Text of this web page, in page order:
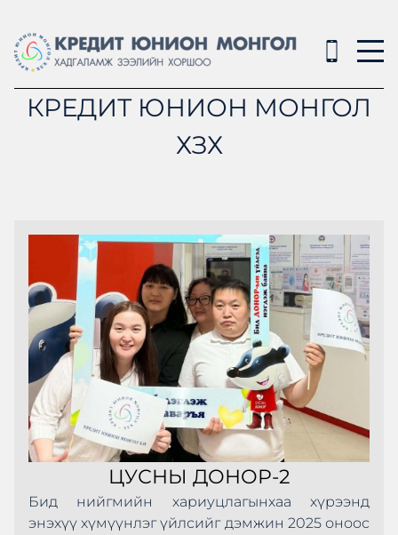
КРЕДИТ ЮНИОН МОНГОЛ
ХЗХ
ЦУСНЫ ДОНОР-2
Бид нийгмийн хариуцлагынхаа хүрээнд
энэхүү хүмүүнлэг үйлсийг дэмжин 2025 оноос